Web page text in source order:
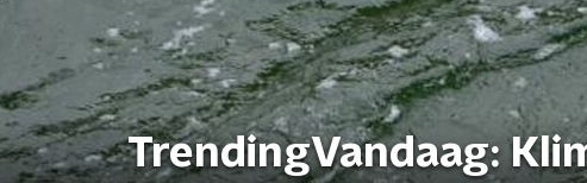
TrendingVandaag: